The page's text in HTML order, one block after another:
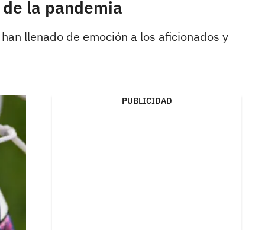
la pandemia
llenado de emoción a los aficionados y
PUBLICIDAD